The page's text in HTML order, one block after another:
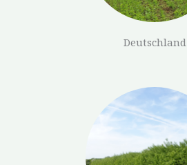
Deutschland